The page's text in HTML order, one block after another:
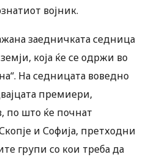
војник.
заедничката седница
која ќе се одржи во
На седницата воведно
премиери,
по што ќе почнат
и Софија, претходни
групи со кои треба да